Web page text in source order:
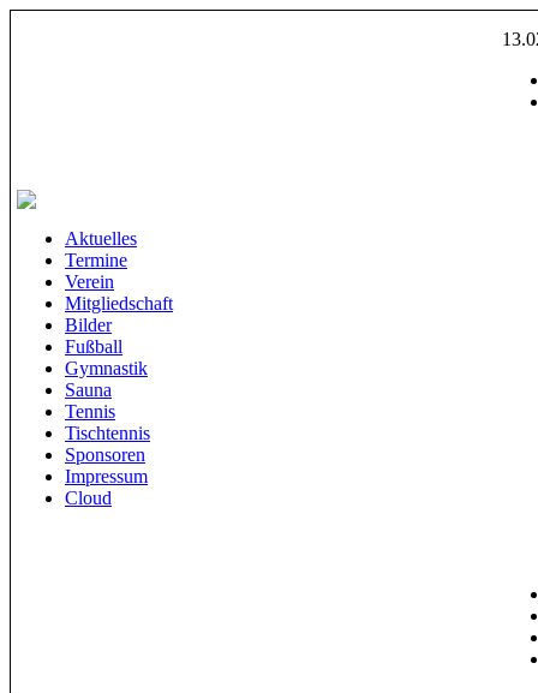
Aktuelles
Termine
Verein
Mitgliedschaft
Bilder
Fußball
Gymnastik
Sauna
Tennis
Tischtennis
Sponsoren
Impressum
Cloud